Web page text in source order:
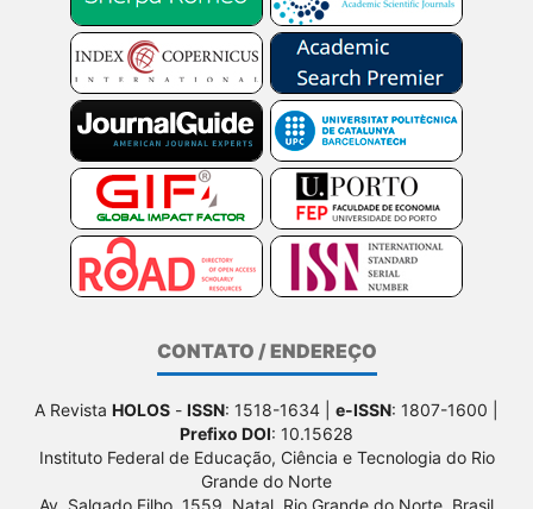
CONTATO / ENDEREÇO
A Revista HOLOS - ISSN: 1518-1634 | e-ISSN: 1807-1600 |
Prefixo DOI: 10.15628
Instituto Federal de Educação, Ciência e Tecnologia do Rio
Grande do Norte
Av. Salgado Filho, 1559, Natal, Rio Grande do Norte, Brasil